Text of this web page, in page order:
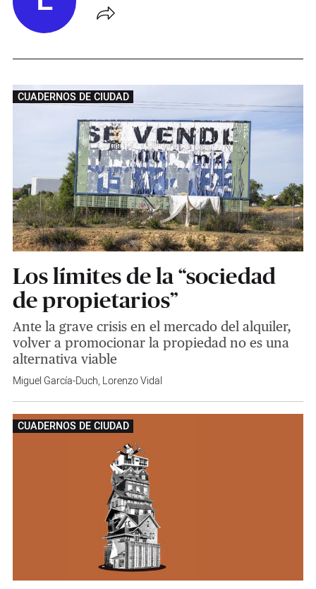
CUADERNOS DE CIUDAD
Los límites de la “sociedad
de propietarios”
Ante la grave crisis en el mercado del alquiler,
volver a promocionar la propiedad no es una
alternativa viable
Miguel García-Duch, Lorenzo Vidal
CUADERNOS DE CIUDAD